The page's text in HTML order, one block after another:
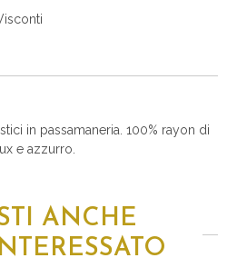
in passamaneria. 100% rayon di
e azzurro.
ANCHE